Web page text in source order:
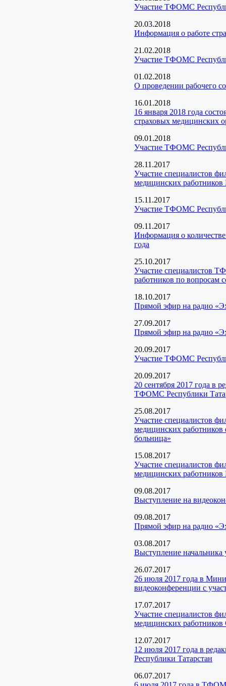
Участие ТФОМС
20.03.2018
Информация о работе
21.02.2018
Участие ТФОМС
01.02.2018
О проведении рабочего
16.01.2018
16 января 2018 года
страховых медицинских
09.01.2018
Участие ТФОМС
28.11.2017
Участие специалистов
медицинских работников
15.11.2017
Участие ТФОМС
09.11.2017
Информация о
года
25.10.2017
Участие специалистов
работников по вопросам
18.10.2017
Прямой эфир на радио
27.09.2017
Прямой эфир на радио
20.09.2017
Участие ТФОМС
20.09.2017
20 сентября 2017 года в
ТФОМС Республики
25.08.2017
Участие специалистов
медицинских работников
больница»
15.08.2017
Участие специалистов
медицинских работников
09.08.2017
Выступление на
09.08.2017
Прямой эфир на радио
03.08.2017
Выступление
26.07.2017
26 июля 2017 года в
видеоконференции с
17.07.2017
Участие специалистов
медицинских
12.07.2017
12 июля 2017 года в
Республики Татарстан
06.07.2017